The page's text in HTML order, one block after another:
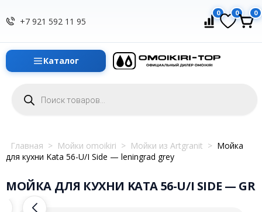
+7 921 592 11 95
0 0 0
Каталог
товаров
Главная > Мойки omoikiri > Мойки из Artgranit > Мойка
для кухни Kata 56-U/I Side — leningrad grey
МОЙКА ДЛЯ КУХНИ KATA 56-U/I SIDE — GR